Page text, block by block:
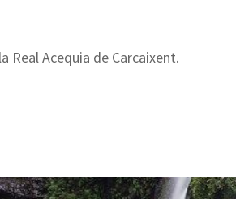
Real Acequia de Carcaixent.